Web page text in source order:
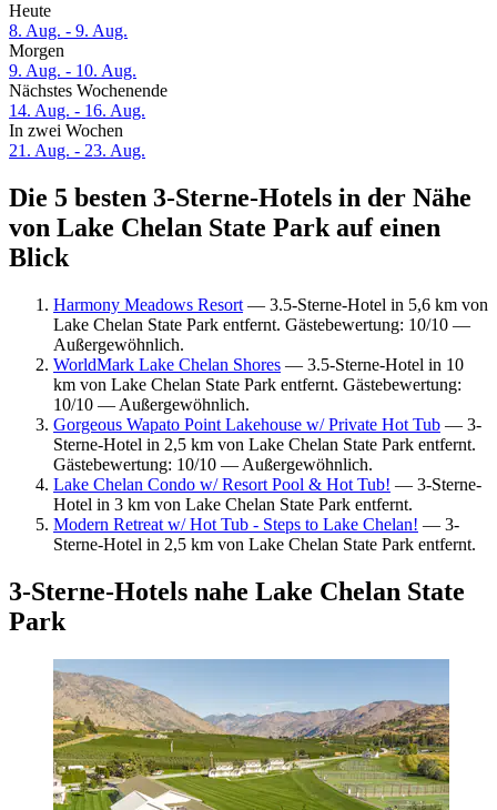
Heute
8. Aug. - 9. Aug.
Morgen
9. Aug. - 10. Aug.
Nächstes Wochenende
14. Aug. - 16. Aug.
In zwei Wochen
21. Aug. - 23. Aug.
Die 5 besten 3-Sterne-Hotels in der Nähe
von Lake Chelan State Park auf einen
Blick
Harmony Meadows Resort — 3.5-Sterne-Hotel in 5,6 km von
Lake Chelan State Park entfernt. Gästebewertung: 10/10 —
Außergewöhnlich.
WorldMark Lake Chelan Shores — 3.5-Sterne-Hotel in 10
km von Lake Chelan State Park entfernt. Gästebewertung:
10/10 — Außergewöhnlich.
Gorgeous Wapato Point Lakehouse w/ Private Hot Tub — 3-
Sterne-Hotel in 2,5 km von Lake Chelan State Park entfernt.
Gästebewertung: 10/10 — Außergewöhnlich.
Lake Chelan Condo w/ Resort Pool & Hot Tub! — 3-Sterne-
Hotel in 3 km von Lake Chelan State Park entfernt.
Modern Retreat w/ Hot Tub - Steps to Lake Chelan! — 3-
Sterne-Hotel in 2,5 km von Lake Chelan State Park entfernt.
3-Sterne-Hotels nahe Lake Chelan State
Park